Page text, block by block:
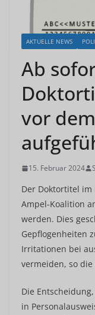
AKTUELLE NEWS
Ab
vor
15. Februar 2024
Der Doktortitel im
Ampel-Koalition
werden. Dies
Gepflogenheiten
Irritationen bei
vermeiden, so
Die
in